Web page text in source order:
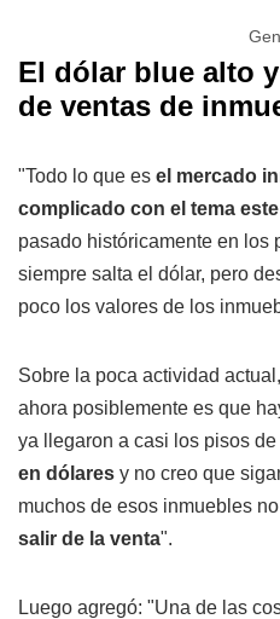
El dólar blue alto
de ventas de
"Todo lo que es el mercado
complicado con el tema
pasado históricamente en los
siempre salta el dólar, pero
poco los valores de los
Sobre la poca actividad
ahora posiblemente es que
ya llegaron a casi los pisos de
en dólares y no creo que
muchos de esos inmuebles
salir de la venta".
Luego agregó: "Una de las